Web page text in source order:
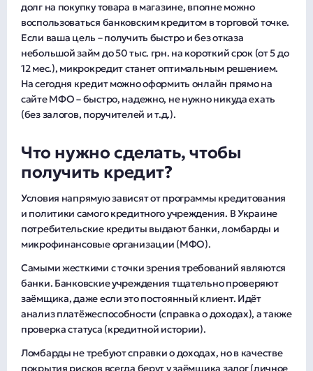
долг на покупку товара в магазине, вполне можно
воспользоваться банковским кредитом в торговой точке.
Если ваша цель – получить быстро и без отказа
небольшой займ до 50 тыс. грн. на короткий срок (от 5 до
12 мес.), микрокредит станет оптимальным решением.
На сегодня кредит можно оформить онлайн прямо на
сайте МФО – быстро, надежно, не нужно никуда ехать
(без залогов, поручителей и т.д.).
Что нужно сделать, чтобы
получить кредит?
Условия напрямую зависят от программы кредитования
и политики самого кредитного учреждения. В Украине
потребительские кредиты выдают банки, ломбарды и
микрофинансовые организации (МФО).
Самыми жесткими с точки зрения требований являются
банки. Банковские учреждения тщательно проверяют
заёмщика, даже если это постоянный клиент. Идёт
анализ платёжеспособности (справка о доходах), а также
проверка статуса (кредитной истории).
Ломбарды не требуют справки о доходах, но в качестве
покрытия рисков всегда берут у заёмщика залог (личное